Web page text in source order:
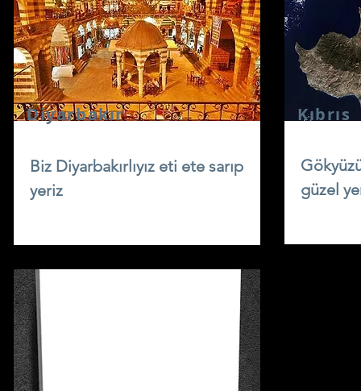
Diyarbakır
Biz Diyarbakırlıyız eti ete sarıp
yeriz
Kıbrıs
güzel